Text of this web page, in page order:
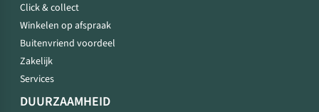
Click & collect
Winkelen op afspraak
Buitenvriend voordeel
Zakelijk
Services
DUURZAAMHEID